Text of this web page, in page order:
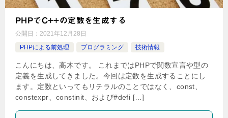
PHPでC++の定数を生成する
公開日： 2021年12月28日
PHPによる前処理
プログラミング 技術情報
こんにちは、高木です。 これまではPHPで関数宣言や型の
定義を生成してきました。今回は定数を生成することにし
ます。定数といってもリテラルのことではなく、const、
constexpr、constinit、および#defi […]